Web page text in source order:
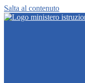
Salta al contenuto